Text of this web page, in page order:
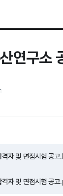
연구소
격자 및 면접시험 공
격자 및 면접시험 공